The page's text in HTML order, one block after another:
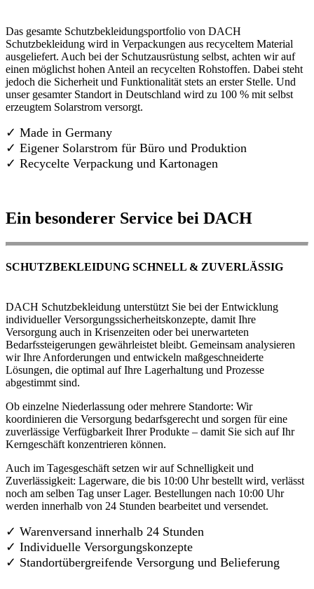
Das gesamte Schutzbekleidungsportfolio von DACH
Schutzbekleidung wird in Verpackungen aus recyceltem Material
ausgeliefert. Auch bei der Schutzausrüstung selbst, achten wir auf
einen möglichst hohen Anteil an recycelten Rohstoffen. Dabei steht
jedoch die Sicherheit und Funktionalität stets an erster Stelle. Und
unser gesamter Standort in Deutschland wird zu 100 % mit selbst
erzeugtem Solarstrom versorgt.
✓ Made in Germany
✓ Eigener Solarstrom für Büro und Produktion
✓ Recycelte Verpackung und Kartonagen
Ein besonderer Service bei DACH
SCHUTZBEKLEIDUNG SCHNELL & ZUVERLÄSSIG
DACH Schutzbekleidung unterstützt Sie bei der Entwicklung
individueller Versorgungssicherheitskonzepte, damit Ihre
Versorgung auch in Krisenzeiten oder bei unerwarteten
Bedarfssteigerungen gewährleistet bleibt. Gemeinsam analysieren
wir Ihre Anforderungen und entwickeln maßgeschneiderte
Lösungen, die optimal auf Ihre Lagerhaltung und Prozesse
abgestimmt sind.
Ob einzelne Niederlassung oder mehrere Standorte: Wir
koordinieren die Versorgung bedarfsgerecht und sorgen für eine
zuverlässige Verfügbarkeit Ihrer Produkte – damit Sie sich auf Ihr
Kerngeschäft konzentrieren können.
Auch im Tagesgeschäft setzen wir auf Schnelligkeit und
Zuverlässigkeit: Lagerware, die bis 10:00 Uhr bestellt wird, verlässt
noch am selben Tag unser Lager. Bestellungen nach 10:00 Uhr
werden innerhalb von 24 Stunden bearbeitet und versendet.
✓ Warenversand innerhalb 24 Stunden
✓ Individuelle Versorgungskonzepte
✓ Standortübergreifende Versorgung und Belieferung